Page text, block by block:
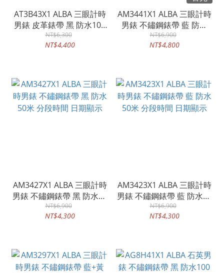
AT3B43X1 ALBA 三眼計時
男錶 皮革錶帶 黑 防水100
米
NT$6,300
NT$4,400
AM3441X1 ALBA 三眼計時
男錶 不鏽鋼錶帶 藍 防水
100米 分段時間 日期顯示
NT$6,900
NT$4,800
AM3427X1 ALBA 三眼計時
男錶 不鏽鋼錶帶 黑 防水50
米 分段時間 日期顯示
NT$6,900
NT$4,300
AM3423X1 ALBA 三眼計時
男錶 不鏽鋼錶帶 藍 防水50
米 分段時間 日期顯示
NT$6,900
NT$4,300